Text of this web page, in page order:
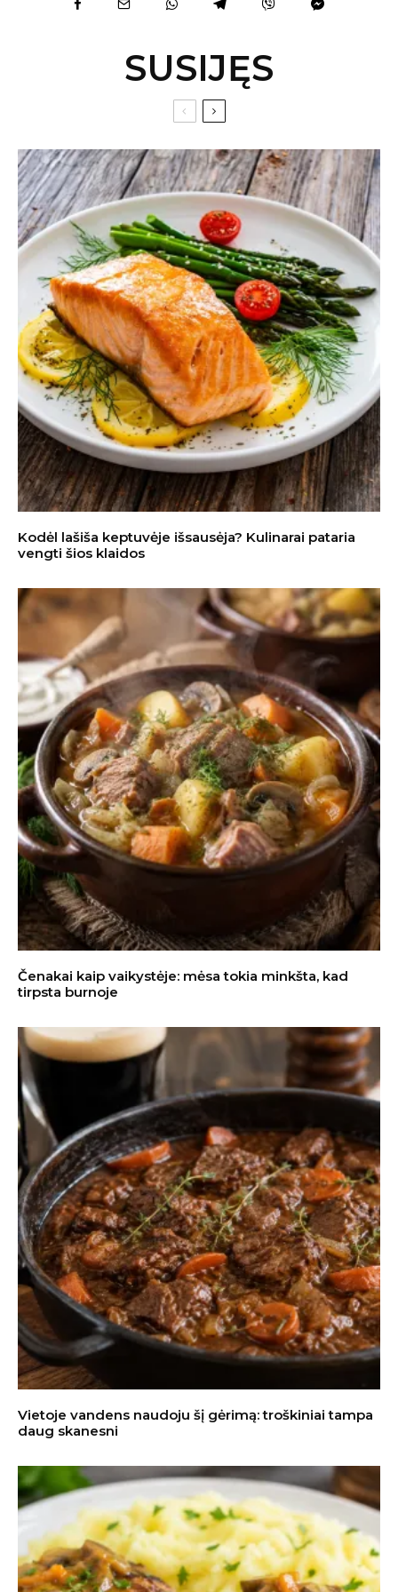
SUSIJĘS
Kodėl lašiša keptuvėje išsausėja? Kulinarai pataria
vengti šios klaidos
Čenakai kaip vaikystėje: mėsa tokia minkšta, kad
tirpsta burnoje
Vietoje vandens naudoju šį gėrimą: troškiniai tampa
daug skanesni